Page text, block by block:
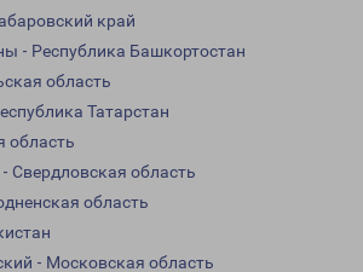
край
- Республика Башкортостан
область
Татарстан
область
Свердловская область
область
- Московская область